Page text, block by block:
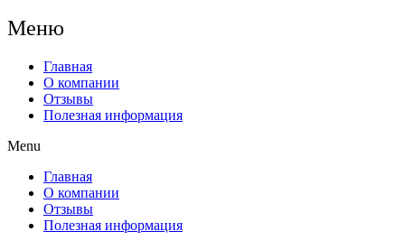
Меню
Главная
О компании
Отзывы
Полезная информация
Menu
Главная
О компании
Отзывы
Полезная информация